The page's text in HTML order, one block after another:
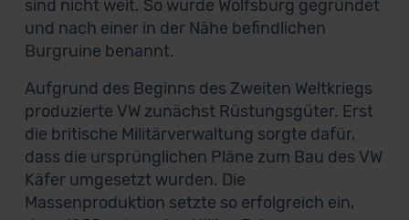
sind nicht weit. So wurde Wolfsburg gegründet
und nach einer in der Nähe befindlichen
Burgruine benannt.
Aufgrund des Beginns des Zweiten Weltkriegs
produzierte VW zunächst Rüstungsgüter. Erst
die britische Militärverwaltung sorgte dafür,
dass die ursprünglichen Pläne zum Bau des VW
Käfer umgesetzt wurden. Die
Massenproduktion setzte so erfolgreich ein,